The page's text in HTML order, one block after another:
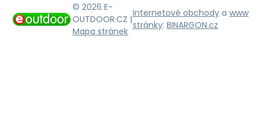
© 2026 E-
OUTDOOR.CZ |
Mapa stránek
Internetové obchody a www
stránky: BINARGON.cz